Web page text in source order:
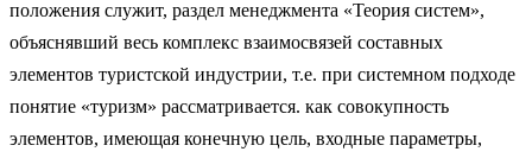
положения служит, раздел менеджмента «Теория систем»,
объяснявший весь комплекс взаимосвязей составных
элементов туристской индустрии, т.е. при системном подходе
понятие «туризм» рассматривается. как совокупность
элементов, имеющая конечную цель, входные параметры,